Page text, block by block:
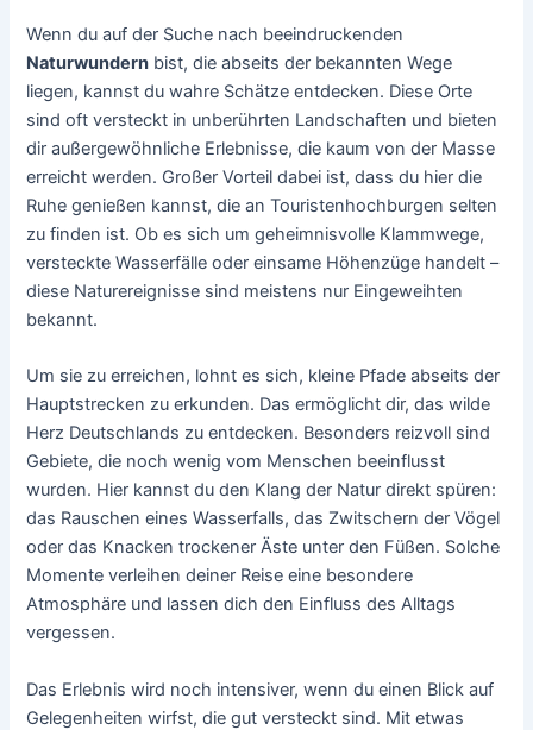
Wenn du auf der Suche nach beeindruckenden
Naturwundern bist, die abseits der bekannten Wege
liegen, kannst du wahre Schätze entdecken. Diese Orte
sind oft versteckt in unberührten Landschaften und bieten
dir außergewöhnliche Erlebnisse, die kaum von der Masse
erreicht werden. Großer Vorteil dabei ist, dass du hier die
Ruhe genießen kannst, die an Touristenhochburgen selten
zu finden ist. Ob es sich um geheimnisvolle Klammwege,
versteckte Wasserfälle oder einsame Höhenzüge handelt –
diese Naturereignisse sind meistens nur Eingeweihten
bekannt.
Um sie zu erreichen, lohnt es sich, kleine Pfade abseits der
Hauptstrecken zu erkunden. Das ermöglicht dir, das wilde
Herz Deutschlands zu entdecken. Besonders reizvoll sind
Gebiete, die noch wenig vom Menschen beeinflusst
wurden. Hier kannst du den Klang der Natur direkt spüren:
das Rauschen eines Wasserfalls, das Zwitschern der Vögel
oder das Knacken trockener Äste unter den Füßen. Solche
Momente verleihen deiner Reise eine besondere
Atmosphäre und lassen dich den Einfluss des Alltags
vergessen.
Das Erlebnis wird noch intensiver, wenn du einen Blick auf
Gelegenheiten wirfst, die gut versteckt sind. Mit etwas